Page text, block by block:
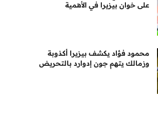
على خوان بيزيرا في الأهمية
محمود فؤاد يكشف بيزيرا أكذوبة
وزمالك يتهم جون إدوارد بالتحريض